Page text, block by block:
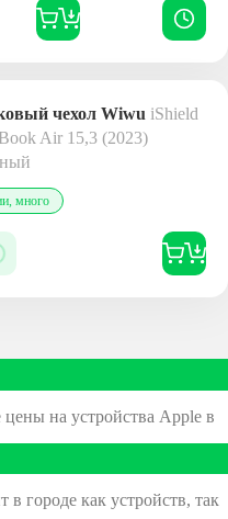
чехол Wiwu iShield
Air 15,3 (2023)
много
на устройства Apple в
городе как устройств, так